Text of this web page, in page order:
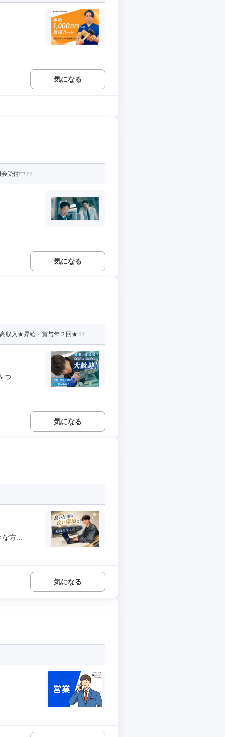
気になる
受付中
気になる
収入★昇給・賞与年２回★
...
気になる
方...
気になる